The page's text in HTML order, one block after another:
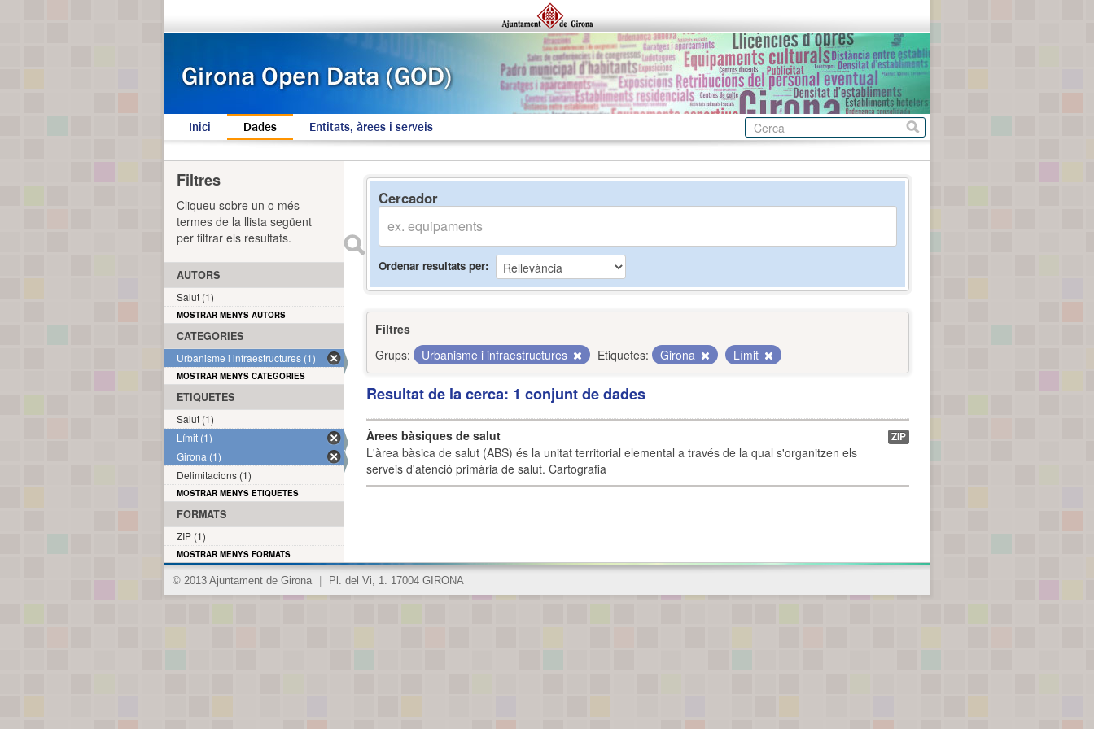
Inici Dades Entitats, àrees i serveis
Cercador
Ordenar resultats per
Filtres
Grups:
Urbanisme i infraestructures Etiquetes: Girona Límit
Resultat de la cerca: 1 conjunt de dades
Àrees bàsiques de salut
L'àrea bàsica de salut (ABS) és la unitat territorial elemental a través de la qual s'organitzen els
serveis d'atenció primària de salut. Cartografia
ZIP
Filtres
Cliqueu sobre un o més
termes de la llista següent
per filtrar els resultats.
AUTORS
Salut (1)
MOSTRAR MENYS AUTORS
CATEGORIES
Urbanisme i infraestructures (1)
MOSTRAR MENYS CATEGORIES
ETIQUETES
Salut (1)
Límit (1)
Girona (1)
Delimitacions (1)
MOSTRAR MENYS ETIQUETES
FORMATS
ZIP (1)
MOSTRAR MENYS FORMATS
© 2013 Ajuntament de Girona Pl. del Vi, 1. 17004 GIRONA